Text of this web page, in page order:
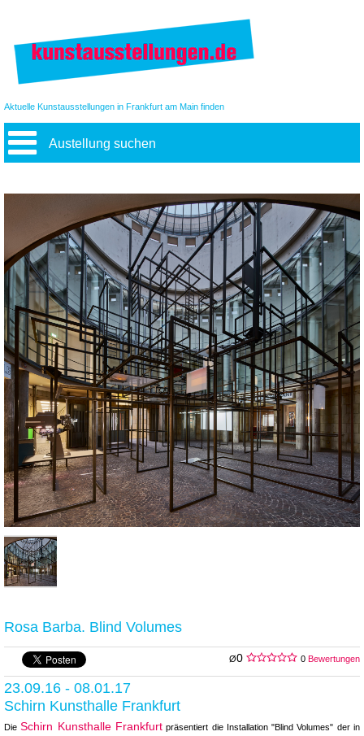
Aktuelle Kunstausstellungen in Frankfurt am Main finden
Austellung suchen
Rosa Barba. Blind Volumes
Ø0 0 Bewertungen
23.09.16 - 08.01.17
Schirn Kunsthalle Frankfurt
DieSchirn Kunsthalle Frankfurtpräsentiert die Installation "Blind Volumes" der in